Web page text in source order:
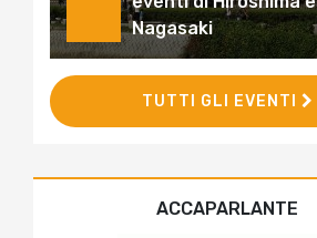
Nagasaki
TUTTI GLI EVENTI
ACCAPARLANTE